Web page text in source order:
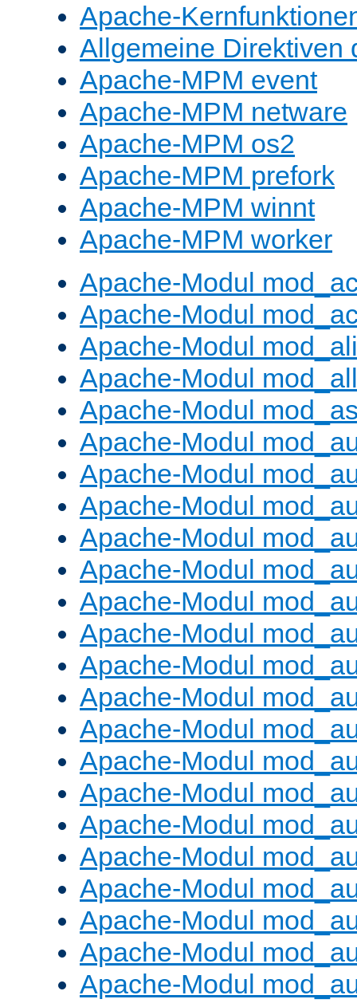
Apache-
Allgemeine Direktiven
Apache-MPM event
Apache-MPM netware
Apache-MPM os2
Apache-MPM prefork
Apache-MPM winnt
Apache-MPM worker
Apache-Modul
Apache-Modul
Apache-Modul
Apache-Modul
Apache-Modul
Apache-Modul
Apache-Modul
Apache-Modul
Apache-Modul
Apache-Modul
Apache-Modul
Apache-Modul
Apache-Modul
Apache-Modul
Apache-Modul
Apache-Modul
Apache-Modul
Apache-Modul
Apache-Modul
Apache-Modul
Apache-Modul
Apache-Modul
Apache-Modul